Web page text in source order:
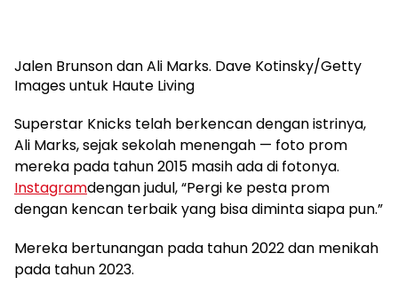
Jalen Brunson dan Ali Marks. Dave Kotinsky/Getty
Images untuk Haute Living
Superstar Knicks telah berkencan dengan istrinya,
Ali Marks, sejak sekolah menengah — foto prom
mereka pada tahun 2015 masih ada di fotonya.
Instagramdengan judul, “Pergi ke pesta prom
dengan kencan terbaik yang bisa diminta siapa pun.”
Mereka bertunangan pada tahun 2022 dan menikah
pada tahun 2023.